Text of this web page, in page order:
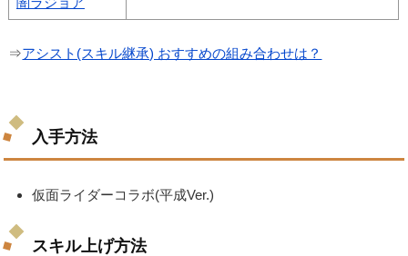
⇒アシスト(スキル継承) おすすめの組み合わせは？
入手方法
仮面ライダーコラボ(平成Ver.)
スキル上げ方法